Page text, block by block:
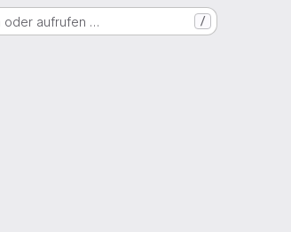
oder aufrufen … /